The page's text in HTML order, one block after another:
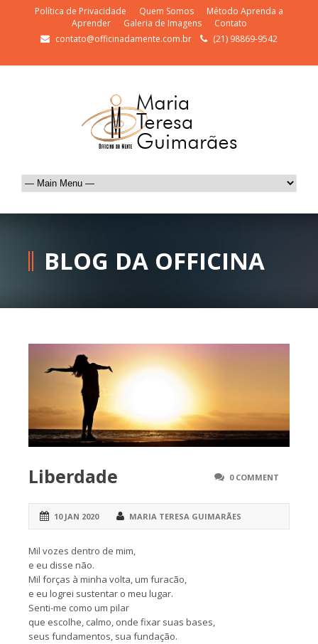
Política de Privacidade Quem Somos
Método Aprenda a
Aprender
Galeria de Imagens
Contato
contato@officinadamente.com.br
(21) 98869-9542
BLOG DA OFFICINA
0 COMMENT
Liberdade
10 JAN 2020 MARIA TERESA GUIMARÃES
Mil vozes dentro de mim,
e eu disse não.
Mil forças à minha volta, um furacão,
e eu logrei sustentar o meu lugar.
Senti-me como um pilar
que escolhe, calmo, onde fixar suas bases,
seus fundamentos, sua fundação.